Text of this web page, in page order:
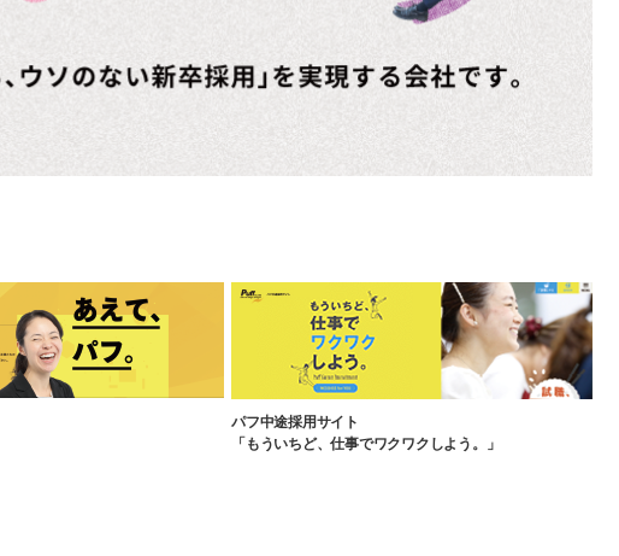
パフ中途採用サイト
「もういちど、仕事でワクワクしよう。」